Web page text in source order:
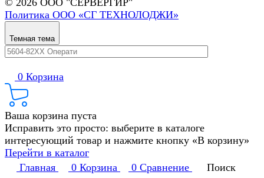
© 2026 ООО "СЕРВЕРГИР"
Политика ООО «СГ ТЕХНОЛОДЖИ»
Темная тема
0 Корзина
Ваша корзина пуста
Исправить это просто: выберите в каталоге
интересующий товар и нажмите кнопку «В корзину»
Перейти в каталог
Главная
0 Корзина 0 Сравнение
Поиск